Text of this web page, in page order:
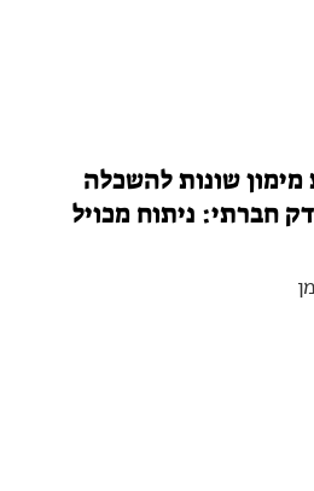
שונות להשכלה
חברתי: ניתוח מכויל